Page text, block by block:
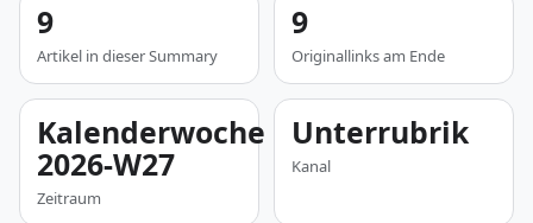
9
Artikel in dieser Summary
9
Originallinks am Ende
Kalenderwoche
2026-W27
Zeitraum
Unterrubrik
Kanal